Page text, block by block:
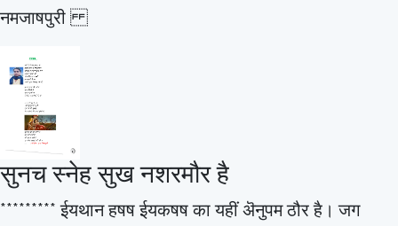
नमजाषपुरी
सुनच स्नेह सुख नशरमौर है
********* ईयथान हषष ईयकषष का यहीं ऄनुपम ठौर है। जग